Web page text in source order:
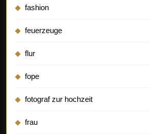
fashion
feuerzeuge
flur
fope
fotograf zur hochzeit
frau